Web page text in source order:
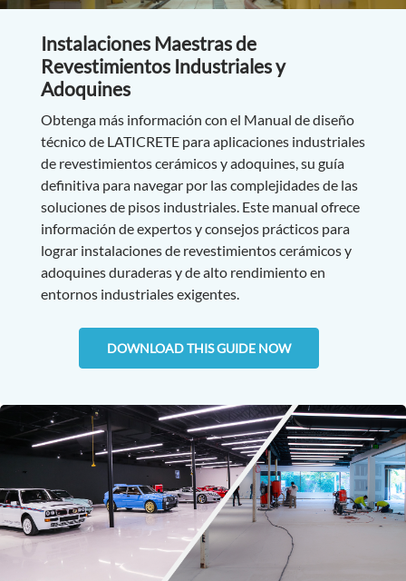
Instalaciones Maestras de
Revestimientos Industriales y
Adoquines
Obtenga más información con el Manual de diseño
técnico de LATICRETE para aplicaciones industriales
de revestimientos cerámicos y adoquines, su guía
definitiva para navegar por las complejidades de las
soluciones de pisos industriales. Este manual ofrece
información de expertos y consejos prácticos para
lograr instalaciones de revestimientos cerámicos y
adoquines duraderas y de alto rendimiento en
entornos industriales exigentes.
DOWNLOAD THIS GUIDE NOW